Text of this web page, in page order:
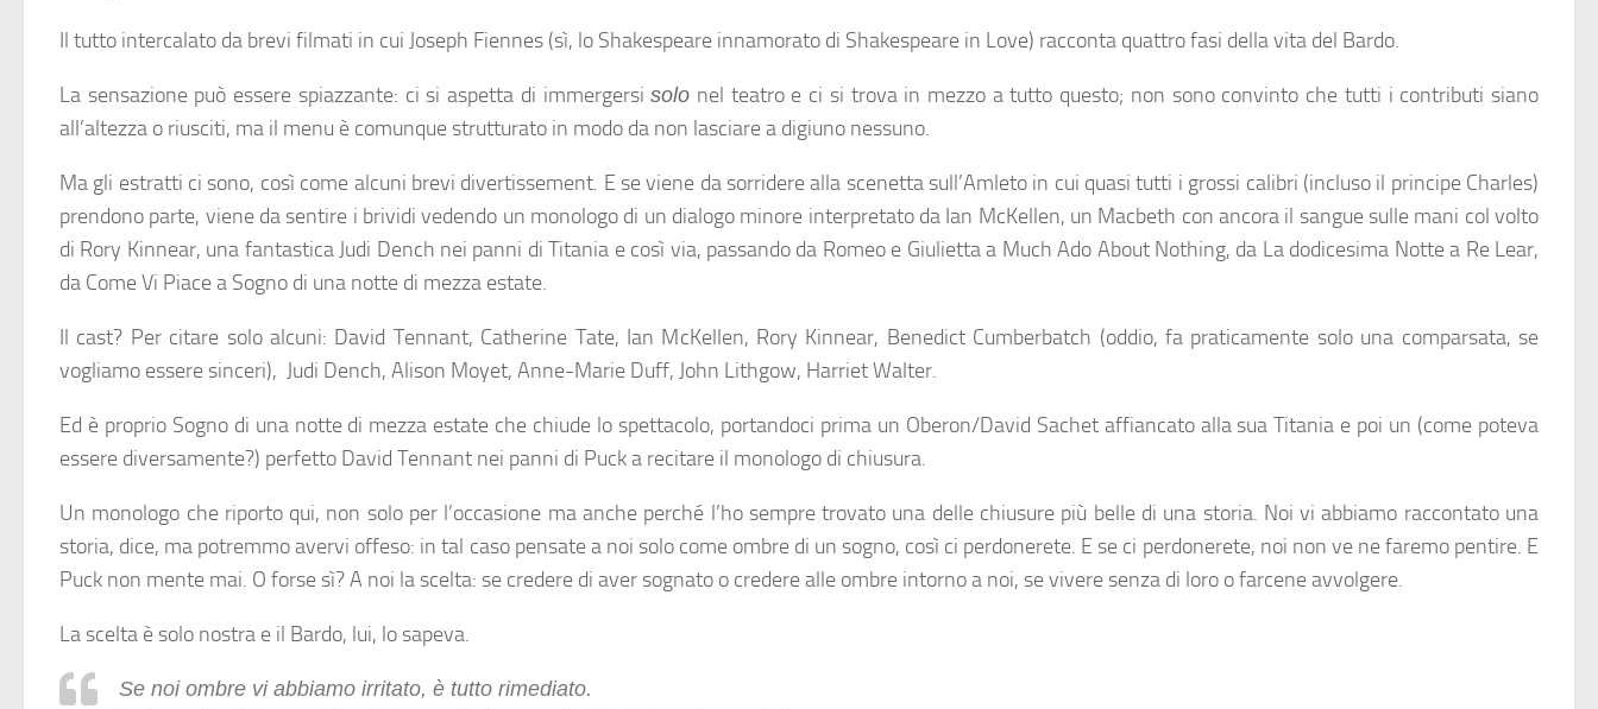
Il tutto intercalato da brevi filmati in cui Joseph Fiennes (sì, lo Shakespeare innamorato di Shakespeare in Love) racconta quattro fasi della vita del Bardo.
La sensazione può essere spiazzante: ci si aspetta di immergersisolo nel teatro e ci si trova in mezzo a tutto questo; non sono convinto che tutti i contributi siano
all’altezza o riusciti, ma il menu è comunque strutturato in modo da non lasciare a digiuno nessuno.
Ma gli estratti ci sono, così come alcuni brevi divertissement. E se viene da sorridere alla scenetta sull’Amleto in cui quasi tutti i grossi calibri (incluso il principe Charles)
prendono parte, viene da sentire i brividi vedendo un monologo di un dialogo minore interpretato da Ian McKellen, un Macbeth con ancora il sangue sulle mani col volto
di Rory Kinnear, una fantastica Judi Dench nei panni di Titania e così via, passando da Romeo e Giulietta a Much Ado About Nothing, da La dodicesima Notte a Re Lear,
da Come Vi Piace a Sogno di una notte di mezza estate.
Il cast? Per citare solo alcuni: David Tennant, Catherine Tate, Ian McKellen, Rory Kinnear, Benedict Cumberbatch (oddio, fa praticamente solo una comparsata, se
vogliamo essere sinceri), Judi Dench, Alison Moyet, Anne-Marie Duff, John Lithgow, Harriet Walter.
Ed è proprio Sogno di una notte di mezza estate che chiude lo spettacolo, portandoci prima un Oberon/David Sachet affiancato alla sua Titania e poi un (come poteva
essere diversamente?) perfetto David Tennant nei panni di Puck a recitare il monologo di chiusura.
Un monologo che riporto qui, non solo per l’occasione ma anche perché l’ho sempre trovato una delle chiusure più belle di una storia. Noi vi abbiamo raccontato una
storia, dice, ma potremmo avervi offeso: in tal caso pensate a noi solo come ombre di un sogno, così ci perdonerete. E se ci perdonerete, noi non ve ne faremo pentire. E
Puck non mente mai. O forse sì? A noi la scelta: se credere di aver sognato o credere alle ombre intorno a noi, se vivere senza di loro o farcene avvolgere.
La scelta è solo nostra e il Bardo, lui, lo sapeva.
Se noi ombre vi abbiamo irritato, è tutto rimediato.